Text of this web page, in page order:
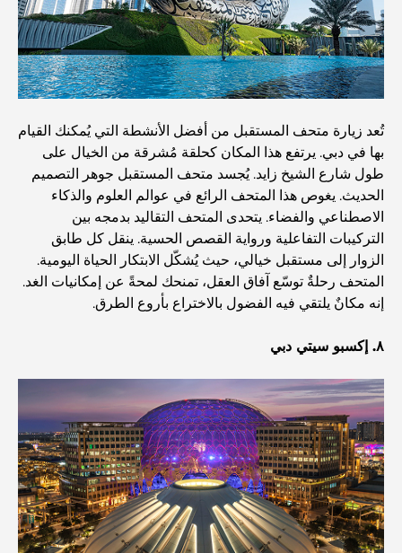
نادي شاطئ العائلة في دبي: حيث يلتقي المرح بالاسترخاء
أفضل مدارس البكالوريا الدولية في دبي: دليل شامل لأولياء
الأمور
المخطط الرئيسي لتلال دبي: رؤية للحياة المجتمعية العصرية
مطعم دار أوبرا دبي: حيث يلتقي الطعام الفاخر بالثقافة
أغلى ماركات البدلات التي تُعرّف مفهوم الخياطة الفاخرة
مطاعم شاطئ J1: وجهة دبي الجديدة لتناول الطعام الفاخر
أغلى ساعات رولكس التي بيعت على الإطلاق
حضانة أطفال في دبي هيلز: دليل للآباء
أفضل المقاهي في وسط مدينة دبي: دليل شامل لعشاق القهوة
تُعد زيارة متحف المستقبل من أفضل الأنشطة التي يُمكنك القيام
بها في دبي. يرتفع هذا المكان كحلقة مُشرقة من الخيال على
طول شارع الشيخ زايد. يُجسد متحف المستقبل جوهر التصميم
الحديث. يغوص هذا المتحف الرائع في عوالم العلوم والذكاء
الاصطناعي والفضاء. يتحدى المتحف التقاليد بدمجه بين
التركيبات التفاعلية ورواية القصص الحسية. ينقل كل طابق
الزوار إلى مستقبل خيالي، حيث يُشكّل الابتكار الحياة اليومية.
المتحف رحلةٌ توسّع آفاق العقل، تمنحك لمحةً عن إمكانيات الغد.
إنه مكانٌ يلتقي فيه الفضول بالاختراع بأروع الطرق.
٨. إكسبو سيتي دبي